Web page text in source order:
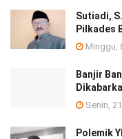
Sutiadi,
Pilkades
Minggu,
Banjir
Senin,
Polemik